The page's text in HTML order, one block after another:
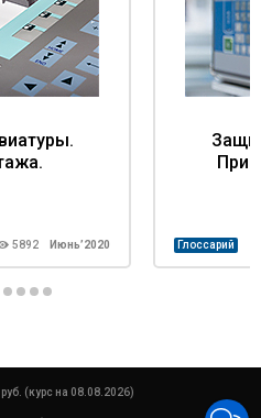
5892 Июнь’2020 Глоссарий
(курс на 08.08.2026)